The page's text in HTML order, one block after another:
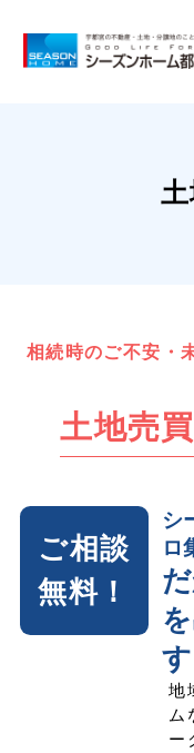
相続時のご不安・
土地売
ご相談
無料！
シ
ロ
す
地
ム
ー